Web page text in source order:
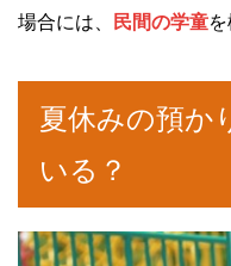
場合には、
民間の学童
夏休みの預か
いる？